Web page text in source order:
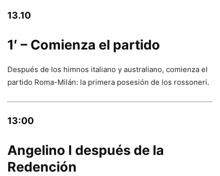
13.10
1′ – Comienza el partido
Después de los himnos italiano y australiano, comienza el
partido Roma-Milán: la primera posesión de los rossoneri.
13:00
Angelino I después de la
Redención